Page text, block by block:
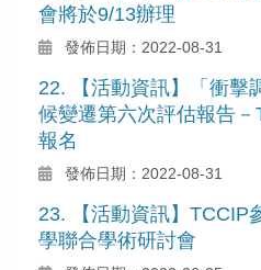
會將於9/13辦理
發佈日期：2022-08-31
22. 【活動資訊】「衝擊
候變遷第六次評估報告
報名
發佈日期：2022-08-31
23. 【活動資訊】TCCIP
學聯合學術研討會